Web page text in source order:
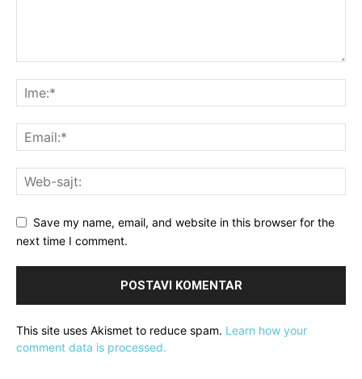
Save my name, email, and website in this browser for the
next time I comment.
This site uses Akismet to reduce spam. Learn how your
comment data is processed.